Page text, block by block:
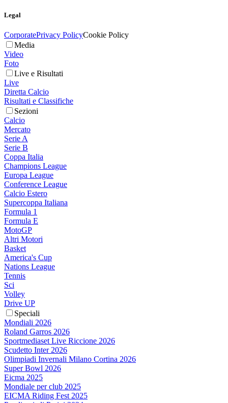
Legal
CorporatePrivacy PolicyCookie Policy
Media
Video
Foto
Live e Risultati
Live
Diretta Calcio
Risultati e Classifiche
Sezioni
Calcio
Mercato
Serie A
Serie B
Coppa Italia
Champions League
Europa League
Conference League
Calcio Estero
Supercoppa Italiana
Formula 1
Formula E
MotoGP
Altri Motori
Basket
America's Cup
Nations League
Tennis
Sci
Volley
Drive UP
Speciali
Mondiali 2026
Roland Garros 2026
Sportmediaset Live Riccione 2026
Scudetto Inter 2026
Olimpiadi Invernali Milano Cortina 2026
Super Bowl 2026
Eicma 2025
Mondiale per club 2025
EICMA Riding Fest 2025